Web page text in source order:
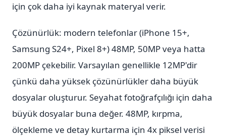
için çok daha iyi kaynak materyal verir.
Çözünürlük: modern telefonlar (iPhone 15+,
Samsung S24+, Pixel 8+) 48MP, 50MP veya hatta
200MP çekebilir. Varsayılan genellikle 12MP'dir
çünkü daha yüksek çözünürlükler daha büyük
dosyalar oluşturur. Seyahat fotoğrafçılığı için daha
büyük dosyalar buna değer. 48MP, kırpma,
ölçekleme ve detay kurtarma için 4x piksel verisi